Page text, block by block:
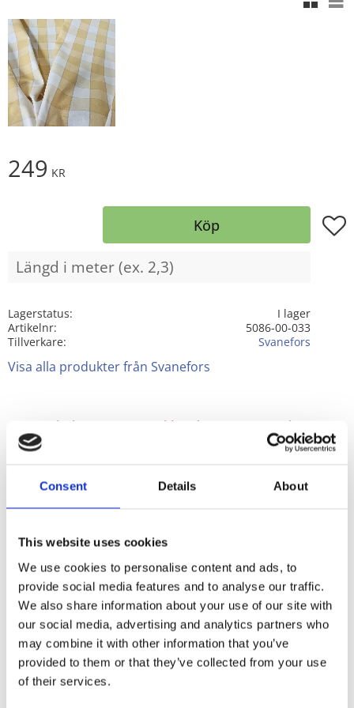
Consent Details About
This website uses cookies
We use cookies to personalise content and ads, to
provide social media features and to analyse our traffic.
We also share information about your use of our site with
our social media, advertising and analytics partners who
may combine it with other information that you’ve
provided to them or that they’ve collected from your use
of their services.
249 KR
Köp
Lagerstatus
I lager
Artikelnr
5086-00-033
Tillverkare
Svanefors
Visa alla produkter från Svanefors
Gripsholmsrutan är en klassiker inom svensk
inredningstextil. Estrid Ericson och Margit Thorén
inspirerade av ett rutmönster från 1700-talet. Vi
säljer en variant av deras textil.
ej returneras.
Är du osäker på färgen, maila oss
påtrendhuset@telia.com, så skickar
vi ett färgprov mot en kostnad på
20:-